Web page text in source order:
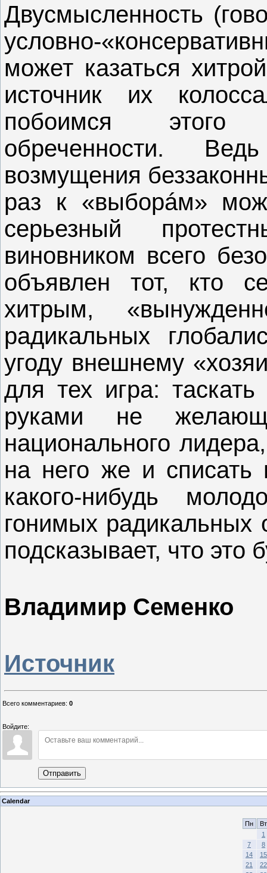
Двусмысленность
условно-
может казаться
источник их
побоимся этого
обреченности.
возмущения
раз к «выборáм»
серьезный
виновником всего
объявлен тот, кто
хитрым,
радикальных
угоду внешнему
для тех игра:
руками не
национального
на него же и списать
какого-нибудь
гонимых радикальных
подсказывает, что
Владимир Семенко
Источник
Всего комментариев: 0
Войдите:
Отправить
Calendar
Пн
Вт
1
7
8
14
15
21
22